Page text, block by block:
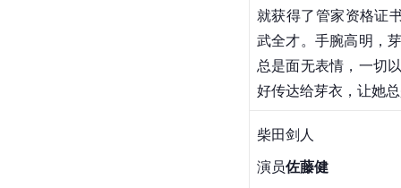
就获得了管家资格证
武全才。手腕高明，
总是面无表情，一切
好传达给芽衣，让她
柴田剑人
演员佐藤健